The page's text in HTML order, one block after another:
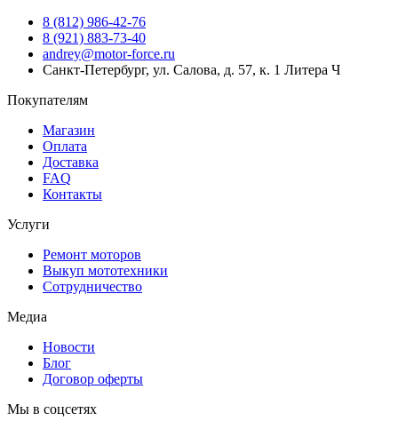
8 (812) 986-42-76
8 (921) 883-73-40
andrey@motor-force.ru
Санкт-Петербург, ул. Салова, д. 57, к. 1 Литера Ч
Покупателям
Магазин
Оплата
Доставка
FAQ
Контакты
Услуги
Ремонт моторов
Выкуп мототехники
Сотрудничество
Медиа
Новости
Блог
Договор оферты
Мы в соцсетях